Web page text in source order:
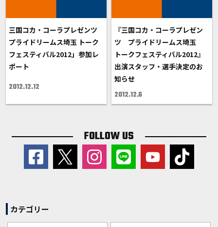
三国コカ・コーラプレゼンツ
プライドリームス埼玉 トーク
フェスティバル2012」参加レ
ポート
2012.12.12
『三国コカ・コーラプレゼン
ツ プライドリームス埼玉
トークフェスティバル2012』
出演スタッフ・選手決定のお
知らせ
2012.12.6
FOLLOW US
カテゴリー